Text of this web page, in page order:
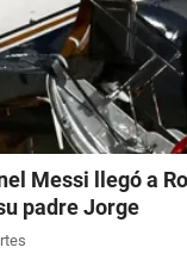
Messi llegó a
padre Jorge